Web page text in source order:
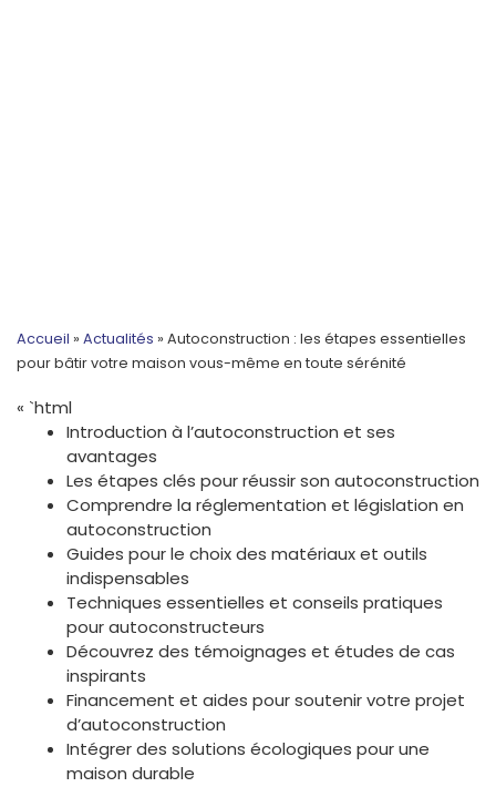
Accueil » Actualités » Autoconstruction : les étapes essentielles
pour bâtir votre maison vous-même en toute sérénité
« `html
Introduction à l’autoconstruction et ses
avantages
Les étapes clés pour réussir son autoconstruction
Comprendre la réglementation et législation en
autoconstruction
Guides pour le choix des matériaux et outils
indispensables
Techniques essentielles et conseils pratiques
pour autoconstructeurs
Découvrez des témoignages et études de cas
inspirants
Financement et aides pour soutenir votre projet
d’autoconstruction
Intégrer des solutions écologiques pour une
maison durable